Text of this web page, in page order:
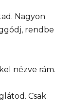
Nagyon
rendbe
nézve rám.
Csak